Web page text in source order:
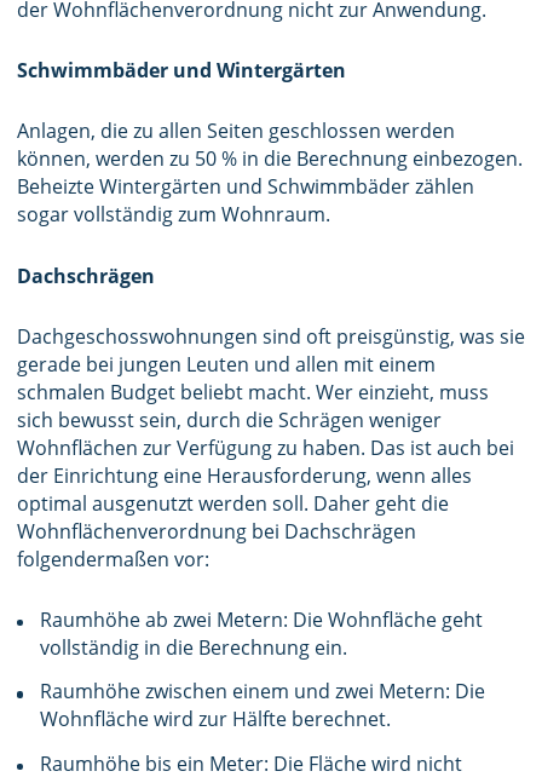
der Wohnflächenverordnung nicht zur Anwendung.
Schwimmbäder und Wintergärten
Anlagen, die zu allen Seiten geschlossen werden
können, werden zu 50 % in die Berechnung einbezogen.
Beheizte Wintergärten und Schwimmbäder zählen
sogar vollständig zum Wohnraum.
Dachschrägen
Dachgeschosswohnungen sind oft preisgünstig, was sie
gerade bei jungen Leuten und allen mit einem
schmalen Budget beliebt macht. Wer einzieht, muss
sich bewusst sein, durch die Schrägen weniger
Wohnflächen zur Verfügung zu haben. Das ist auch bei
der Einrichtung eine Herausforderung, wenn alles
optimal ausgenutzt werden soll. Daher geht die
Wohnflächenverordnung bei Dachschrägen
folgendermaßen vor:
Raumhöhe ab zwei Metern: Die Wohnfläche geht
vollständig in die Berechnung ein.
Raumhöhe zwischen einem und zwei Metern: Die
Wohnfläche wird zur Hälfte berechnet.
Raumhöhe bis ein Meter: Die Fläche wird nicht